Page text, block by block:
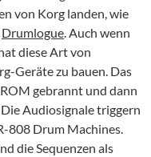
von Korg landen, wie
Drumlogue. Auch wenn
diese Art von
Geräte zu bauen. Das
gebrannt und dann
Audiosignale triggern
808 Drum Machines.
die Sequenzen als